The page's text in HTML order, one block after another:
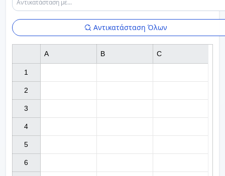
Αντικατάσταση Όλων
1
2
3
4
5
6
A B C